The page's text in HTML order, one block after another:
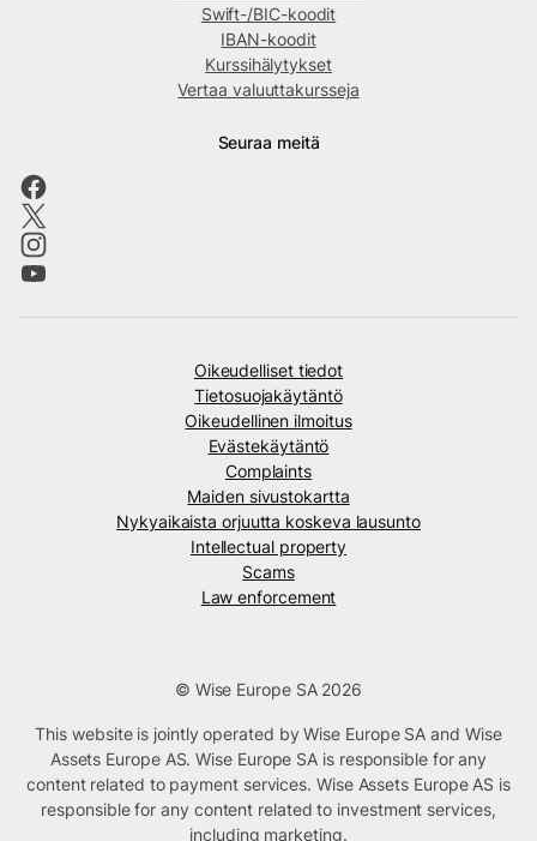
Swift-/BIC-koodit
IBAN-koodit
Kurssihälytykset
Vertaa valuuttakursseja
Seuraa meitä
Oikeudelliset tiedot
Tietosuojakäytäntö
Oikeudellinen ilmoitus
Evästekäytäntö
Complaints
Maiden sivustokartta
Nykyaikaista orjuutta koskeva lausunto
Intellectual property
Scams
Law enforcement
© Wise Europe SA 2026
This website is jointly operated by Wise Europe SA and Wise
Assets Europe AS. Wise Europe SA is responsible for any
content related to payment services. Wise Assets Europe AS is
responsible for any content related to investment services,
including marketing.